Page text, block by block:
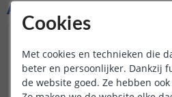
Aanvullende
Cookies
Met cookies en technieken die
beter en persoonlijker. Dankzij
de website goed. Ze hebben